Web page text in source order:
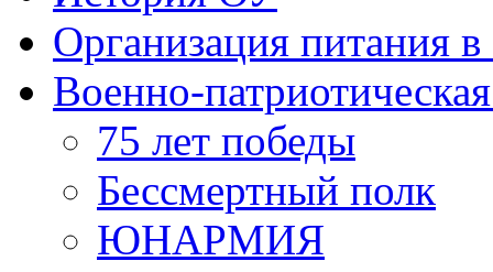
Организация питания
Военно-
75 лет победы
Бессмертный полк
ЮНАРМИЯ